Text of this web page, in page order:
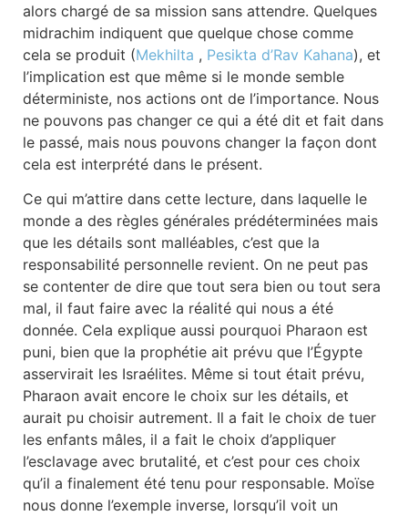
alors chargé de sa mission sans attendre. Quelques
midrachim indiquent que quelque chose comme
cela se produit (Mekhilta , Pesikta d’Rav Kahana), et
l’implication est que même si le monde semble
déterministe, nos actions ont de l’importance. Nous
ne pouvons pas changer ce qui a été dit et fait dans
le passé, mais nous pouvons changer la façon dont
cela est interprété dans le présent.
Ce qui m’attire dans cette lecture, dans laquelle le
monde a des règles générales prédéterminées mais
que les détails sont malléables, c’est que la
responsabilité personnelle revient. On ne peut pas
se contenter de dire que tout sera bien ou tout sera
mal, il faut faire avec la réalité qui nous a été
donnée. Cela explique aussi pourquoi Pharaon est
puni, bien que la prophétie ait prévu que l’Égypte
asservirait les Israélites. Même si tout était prévu,
Pharaon avait encore le choix sur les détails, et
aurait pu choisir autrement. Il a fait le choix de tuer
les enfants mâles, il a fait le choix d’appliquer
l’esclavage avec brutalité, et c’est pour ces choix
qu’il a finalement été tenu pour responsable. Moïse
nous donne l’exemple inverse, lorsqu’il voit un